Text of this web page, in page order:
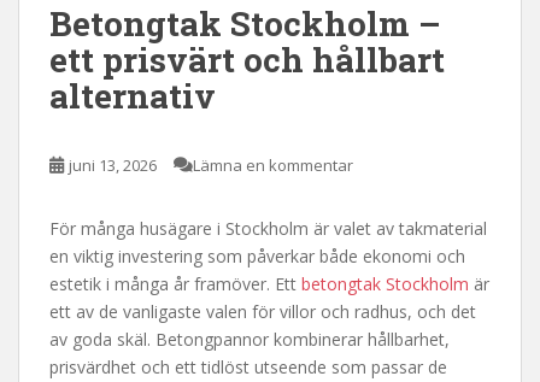
Betongtak Stockholm –
ett prisvärt och hållbart
alternativ
juni 13, 2026 Lämna en kommentar
För många husägare i Stockholm är valet av takmaterial
en viktig investering som påverkar både ekonomi och
estetik i många år framöver. Ett betongtak Stockholm är
ett av de vanligaste valen för villor och radhus, och det
av goda skäl. Betongpannor kombinerar hållbarhet,
prisvärdhet och ett tidlöst utseende som passar de